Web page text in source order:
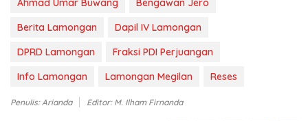
Ahmad Umar Buwang
Bengawan Jero
Berita Lamongan
Dapil IV Lamongan
DPRD Lamongan
Fraksi PDI Perjuangan
Info Lamongan
Lamongan Megilan Reses
Penulis: Arianda Editor: M. Ilham Firnanda